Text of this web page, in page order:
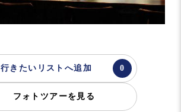
行きたいリストへ追加
フォトツアーを見る